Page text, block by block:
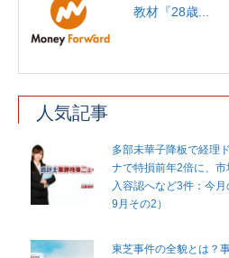
教材『28歳...
人気記事
多部未華子降板で経理
ナで特損前年2倍に、
入容認へなど3件：今
9月その2）
東芝事件の全貌とは？